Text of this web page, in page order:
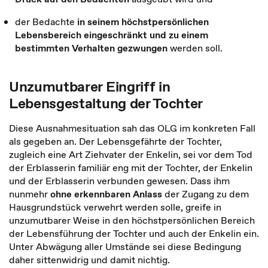
der Bedachte in seinem höchstpersönlichen
Lebensbereich eingeschränkt und zu einem
bestimmten Verhalten gezwungenwerden soll.
Unzumutbarer Eingriff in
Lebensgestaltung der Tochter
Diese Ausnahmesituation sah das OLG im konkreten Fall
als gegeben an. Der Lebensgefährte der Tochter,
zugleich eine Art Ziehvater der Enkelin, sei vor dem Tod
der Erblasserin familiär eng mit der Tochter, der Enkelin
und der Erblasserin verbunden gewesen. Dass ihm
nunmehrohne erkennbaren Anlassder Zugang zu dem
Hausgrundstück verwehrt werden solle, greife in
unzumutbarer Weise in den höchstpersönlichen Bereich
der Lebensführung der Tochter und auch der Enkelin ein.
Unter Abwägung aller Umstände sei diese Bedingung
daher sittenwidrig und damit nichtig.